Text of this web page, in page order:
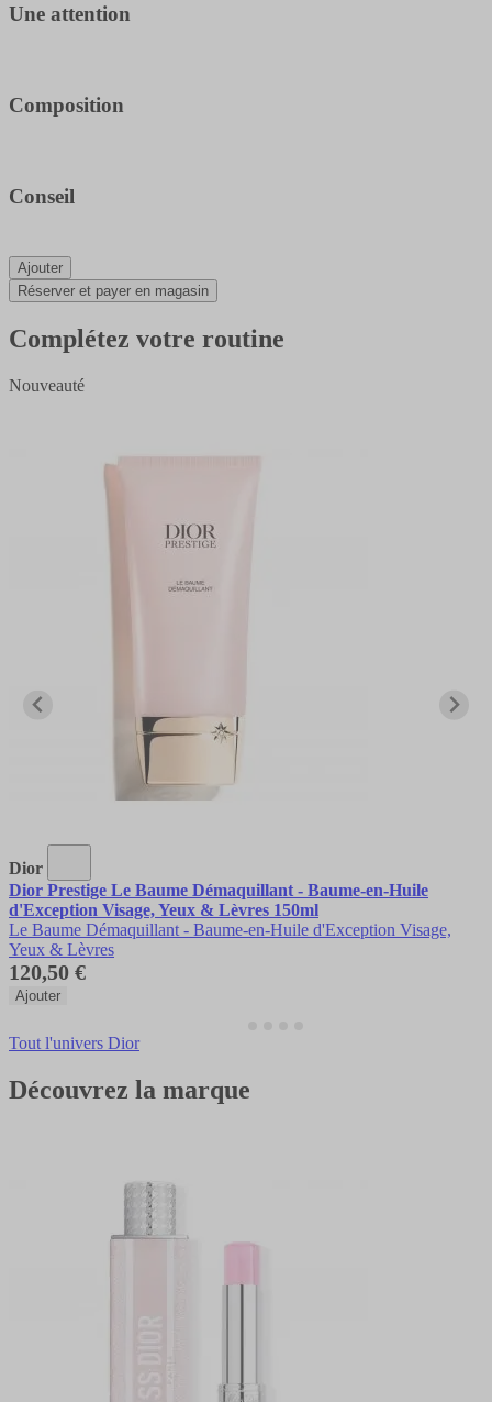
Une attention
Composition
Conseil
Ajouter
Réserver et payer en magasin
Complétez votre routine
Nouveauté
Dior
Dior Prestige Le Baume Démaquillant - Baume-en-Huile
d'Exception Visage, Yeux & Lèvres 150ml
Le Baume Démaquillant - Baume-en-Huile d'Exception Visage,
Yeux & Lèvres
120,50 €
Ajouter
Tout l'univers Dior
Découvrez la marque